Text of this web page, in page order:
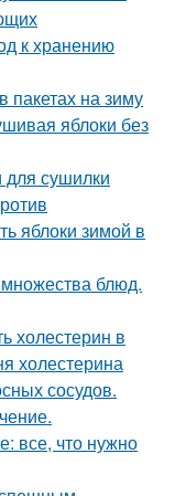
к хранению
пакетах на зиму
яблоки без
для сушилки
яблоки зимой в
блюд.
холестерин в
холестерина
сосудов.
все, что нужно